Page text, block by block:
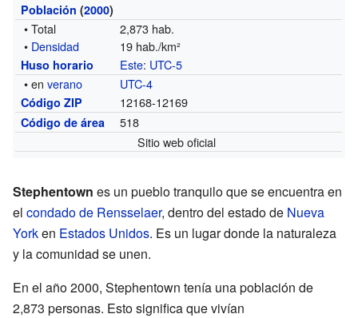
Población (2000)
• Total
2,873 hab.
• Densidad 19 hab./km²
Huso horario Este: UTC-5
• enverano UTC-4
Código ZIP 12168-12169
Código de área
518
Sitio web oficial
Stephentown es un pueblo tranquilo que se encuentra en
el condado de Rensselaer, dentro del estado de Nueva
Yorken Estados Unidos. Es un lugar donde la naturaleza
y la comunidad se unen.
En el año 2000, Stephentown tenía una población de
2,873 personas. Esto significa que vivían